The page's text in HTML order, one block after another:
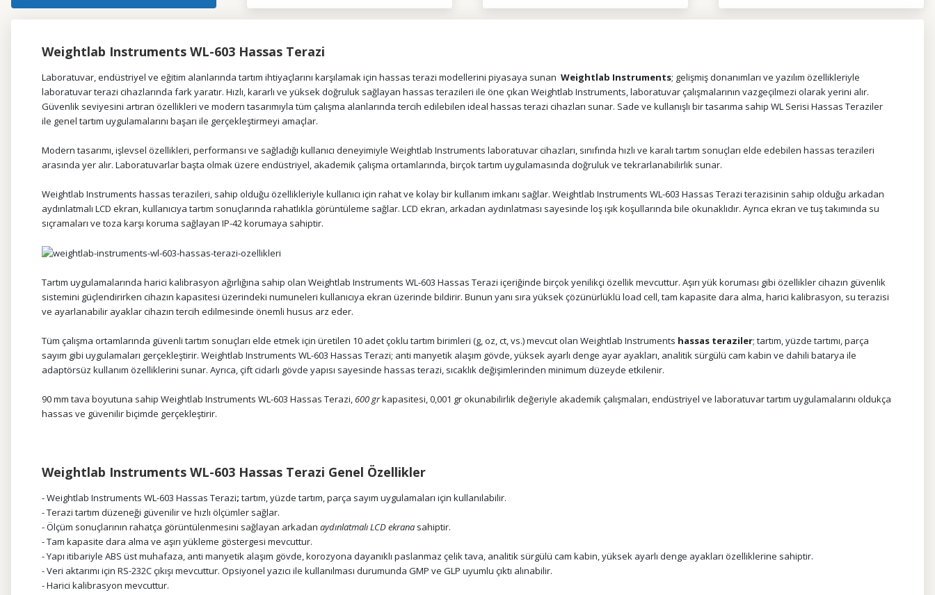
Weightlab Instruments WL-603 Hassas Terazi
Laboratuvar, endüstriyel ve eğitim alanlarında tartım ihtiyaçlarını karşılamak için hassas terazi modellerini piyasaya sunan Weightlab Instruments; gelişmiş donanımları ve yazılım özellikleriyle
laboratuvar terazi cihazlarında fark yaratır. Hızlı, kararlı ve yüksek doğruluk sağlayan hassas terazileri ile öne çıkan Weightlab Instruments, laboratuvar çalışmalarının vazgeçilmezi olarak yerini alır.
Güvenlik seviyesini artıran özellikleri ve modern tasarımıyla tüm çalışma alanlarında tercih edilebilen ideal hassas terazi cihazları sunar. Sade ve kullanışlı bir tasarıma sahip WL Serisi Hassas Teraziler
ile genel tartım uygulamalarını başarı ile gerçekleştirmeyi amaçlar.
Modern tasarımı, işlevsel özellikleri, performansı ve sağladığı kullanıcı deneyimiyle Weightlab Instruments laboratuvar cihazları, sınıfında hızlı ve karalı tartım sonuçları elde edebilen hassas terazileri
arasında yer alır. Laboratuvarlar başta olmak üzere endüstriyel, akademik çalışma ortamlarında, birçok tartım uygulamasında doğruluk ve tekrarlanabilirlik sunar.
Weightlab Instruments hassas terazileri, sahip olduğu özellikleriyle kullanıcı için rahat ve kolay bir kullanım imkanı sağlar. Weightlab Instruments WL-603 Hassas Terazi terazisinin sahip olduğu arkadan
aydınlatmalı LCD ekran, kullanıcıya tartım sonuçlarında rahatlıkla görüntüleme sağlar. LCD ekran, arkadan aydınlatması sayesinde loş ışık koşullarında bile okunaklıdır. Ayrıca ekran ve tuş takımında su
sıçramaları ve toza karşı koruma sağlayan IP-42 korumaya sahiptir.
Tartım uygulamalarında harici kalibrasyon ağırlığına sahip olan Weightlab Instruments WL-603 Hassas Terazi içeriğinde birçok yenilikçi özellik mevcuttur. Aşırı yük koruması gibi özellikler cihazın güvenlik
sistemini güçlendirirken cihazın kapasitesi üzerindeki numuneleri kullanıcıya ekran üzerinde bildirir. Bunun yanı sıra yüksek çözünürlüklü load cell, tam kapasite dara alma, harici kalibrasyon, su terazisi
ve ayarlanabilir ayaklar cihazın tercih edilmesinde önemli husus arz eder.
Tüm çalışma ortamlarında güvenli tartım sonuçları elde etmek için üretilen 10 adet çoklu tartım birimleri (g, oz, ct, vs.) mevcut olan Weightlab Instruments hassas teraziler; tartım, yüzde tartımı, parça
sayım gibi uygulamaları gerçekleştirir. Weightlab Instruments WL-603 Hassas Terazi; anti manyetik alaşım gövde, yüksek ayarlı denge ayar ayakları, analitik sürgülü cam kabin ve dahili batarya ile
adaptörsüz kullanım özelliklerini sunar. Ayrıca, çift cidarlı gövde yapısı sayesinde hassas terazi, sıcaklık değişimlerinden minimum düzeyde etkilenir.
90 mm tava boyutuna sahip Weightlab Instruments WL-603 Hassas Terazi,600 grkapasitesi, 0,001 gr okunabilirlik değeriyle akademik çalışmaları, endüstriyel ve laboratuvar tartım uygulamalarını oldukça
hassas ve güvenilir biçimde gerçekleştirir.
Weightlab Instruments WL-603 Hassas Terazi Genel Özellikler
- Weightlab Instruments WL-603 Hassas Terazi; tartım, yüzde tartım, parça sayım uygulamaları için kullanılabilir.
- Terazi tartım düzeneği güvenilir ve hızlı ölçümler sağlar.
- Ölçüm sonuçlarının rahatça görüntülenmesini sağlayan arkadan aydınlatmalı LCD ekrana sahiptir.
- Tam kapasite dara alma ve aşırı yükleme göstergesi mevcuttur.
- Yapı itibariyle ABS üst muhafaza, anti manyetik alaşım gövde, korozyona dayanıklı paslanmaz çelik tava, analitik sürgülü cam kabin, yüksek ayarlı denge ayakları özelliklerine sahiptir.
- Veri aktarımı için RS-232C çıkışı mevcuttur. Opsiyonel yazıcı ile kullanılması durumunda GMP ve GLP uyumlu çıktı alınabilir.
- Harici kalibrasyon mevcuttur.